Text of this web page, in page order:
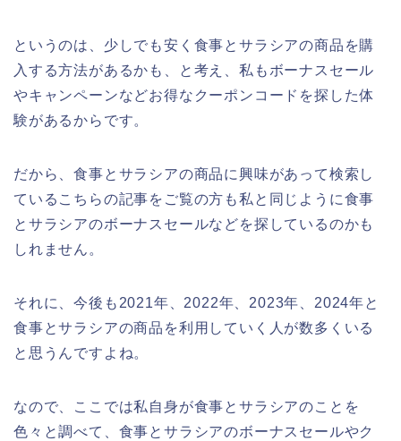
というのは、少しでも安く食事とサラシアの商品を購
入する方法があるかも、と考え、私もボーナスセール
やキャンペーンなどお得なクーポンコードを探した体
験があるからです。
だから、食事とサラシアの商品に興味があって検索し
ているこちらの記事をご覧の方も私と同じように食事
とサラシアのボーナスセールなどを探しているのかも
しれません。
それに、今後も2021年、2022年、2023年、2024年と
食事とサラシアの商品を利用していく人が数多くいる
と思うんですよね。
なので、ここでは私自身が食事とサラシアのことを
色々と調べて、食事とサラシアのボーナスセールやク